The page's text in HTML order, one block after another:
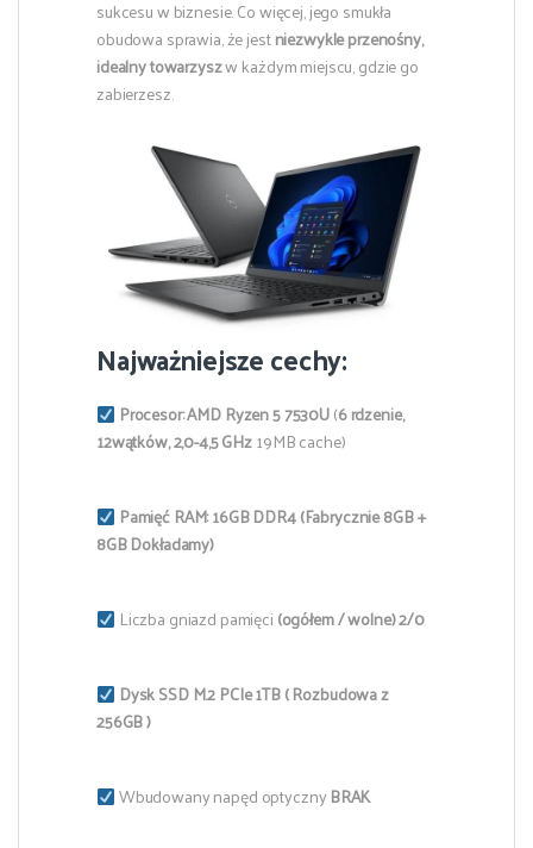
sukcesu w biznesie. Co więcej, jego smukła
obudowa sprawia, że jestniezwykle przenośny,
idealny towarzyszw każdym miejscu, gdzie go
zabierzesz.
Najważniejsze cechy:
Procesor:AMD Ryzen 5 7530U(6 rdzenie,
12wątków, 2,0-4,5 GHz19MB cache)
Pamięć RAM:16GBDDR4 (Fabrycznie 8GB +
8GB Dokładamy)
Liczba gniazd pamięci (ogółem / wolne) 2/0
Dysk SSD M.2 PCIe 1TB ( Rozbudowa z
256GB )
Wbudowany napęd optycznyBRAK